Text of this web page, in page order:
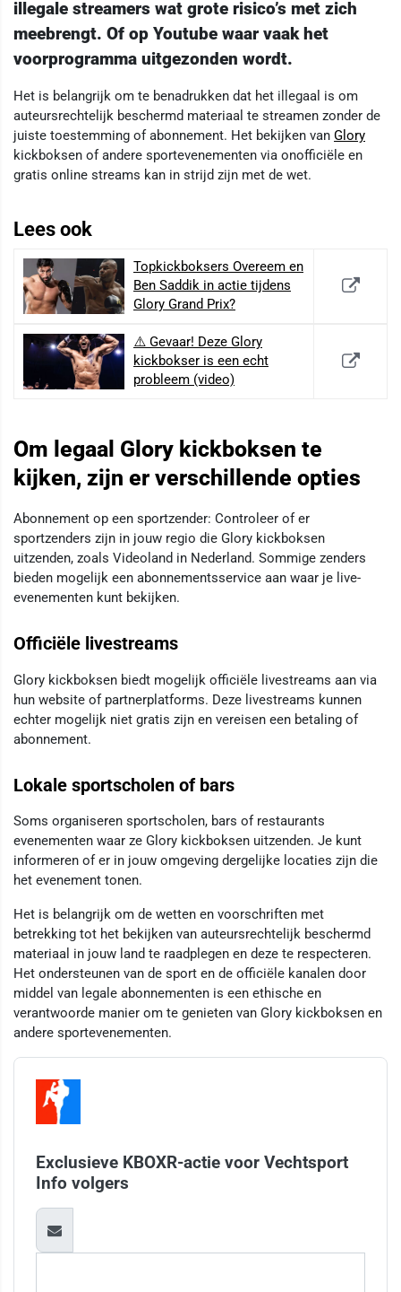
illegale streamers wat grote risico’s met zich
meebrengt. Of op Youtube waar vaak het
voorprogramma uitgezonden wordt.
Het is belangrijk om te benadrukken dat het illegaal is om
auteursrechtelijk beschermd materiaal te streamen zonder de
juiste toestemming of abonnement. Het bekijken van Glory
kickboksen of andere sportevenementen via onofficiële en
gratis online streams kan in strijd zijn met de wet.
Lees ook
Topkickboksers Overeem en
Ben Saddik in actie tijdens
Glory Grand Prix?
⚠️ Gevaar! Deze Glory
kickbokser is een echt
probleem (video)
Om legaal Glory kickboksen te
kijken, zijn er verschillende opties
Abonnement op een sportzender: Controleer of er
sportzenders zijn in jouw regio die Glory kickboksen
uitzenden, zoals Videoland in Nederland. Sommige zenders
bieden mogelijk een abonnementsservice aan waar je live-
evenementen kunt bekijken.
Officiële livestreams
Glory kickboksen biedt mogelijk officiële livestreams aan via
hun website of partnerplatforms. Deze livestreams kunnen
echter mogelijk niet gratis zijn en vereisen een betaling of
abonnement.
Lokale sportscholen of bars
Soms organiseren sportscholen, bars of restaurants
evenementen waar ze Glory kickboksen uitzenden. Je kunt
informeren of er in jouw omgeving dergelijke locaties zijn die
het evenement tonen.
Het is belangrijk om de wetten en voorschriften met
betrekking tot het bekijken van auteursrechtelijk beschermd
materiaal in jouw land te raadplegen en deze te respecteren.
Het ondersteunen van de sport en de officiële kanalen door
middel van legale abonnementen is een ethische en
verantwoorde manier om te genieten van Glory kickboksen en
andere sportevenementen.
Exclusieve KBOXR-actie voor Vechtsport
Info volgers